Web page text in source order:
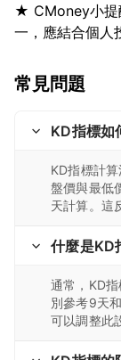
★ CMoney小提
常見問題
KD指標如
KD指標計
盤價與最低
天計算。這
什麼是KD
通常，KD
別參考9天
可以調整此